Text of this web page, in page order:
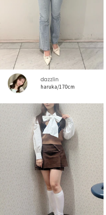
dazzlin
haruka/170cm